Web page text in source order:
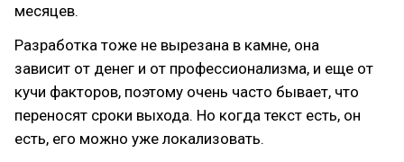
месяцев.
Разработка тоже не вырезана в камне, она
зависит от денег и от профессионализма, и еще от
кучи факторов, поэтому очень часто бывает, что
переносят сроки выхода. Но когда текст есть, он
есть, его можно уже локализовать.